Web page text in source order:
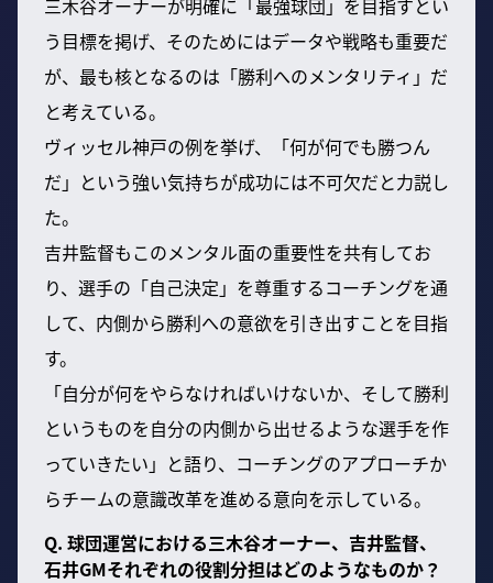
う目標を掲げ、そのためにはデータや戦略も重要だ
が、最も核となるのは「勝利へのメンタリティ」だ
と考えている。
ヴィッセル神戸の例を挙げ、「何が何でも勝つん
だ」という強い気持ちが成功には不可欠だと力説し
た。
吉井監督もこのメンタル面の重要性を共有してお
り、選手の「自己決定」を尊重するコーチングを通
して、内側から勝利への意欲を引き出すことを目指
す。
「自分が何をやらなければいけないか、そして勝利
というものを自分の内側から出せるような選手を作
っていきたい」と語り、コーチングのアプローチか
らチームの意識改革を進める意向を示している。
Q. 球団運営における三木谷オーナー、吉井監督、
石井GMそれぞれの役割分担はどのようなものか？